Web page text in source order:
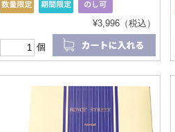
¥3,996（税込）
個